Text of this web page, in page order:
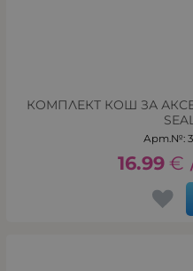
КОМПЛЕКТ КОШ ЗА
Арт.№:
16.99 €